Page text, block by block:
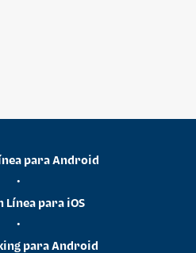
para Android
•
Línea para iOS
•
para Android